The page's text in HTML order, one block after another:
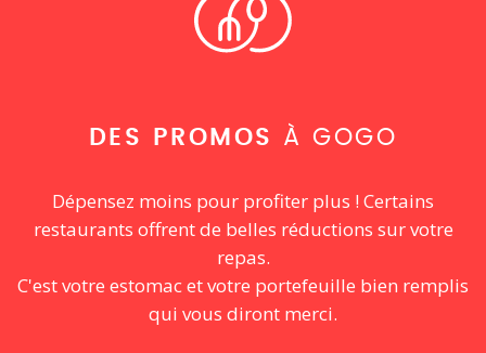
DES PROMOS À GOGO
Dépensez moins pour profiter plus ! Certains
restaurants offrent de belles réductions sur votre
repas.
C'est votre estomac et votre portefeuille bien remplis
qui vous diront merci.